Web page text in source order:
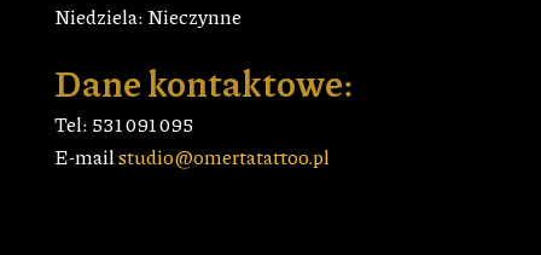
Niedziela: Nieczynne
Dane kontaktowe:
Tel: 531 091 095
E-mailstudio@omertatattoo.pl